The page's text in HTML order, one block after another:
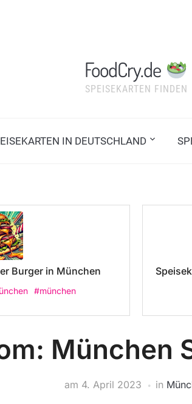
FoodCry.de
SPEISEKARTEN FINDEN
IN DEUTSCHLAND
Burger in München
#münchen
München
am 4. April 2023 in